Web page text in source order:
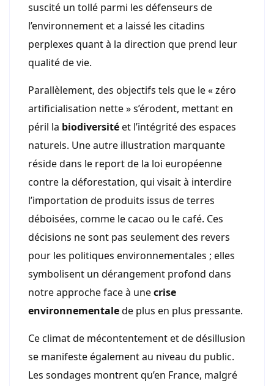
suscité un tollé parmi les défenseurs de
l’environnement et a laissé les citadins
perplexes quant à la direction que prend leur
qualité de vie.
Parallèlement, des objectifs tels que le « zéro
artificialisation nette » s’érodent, mettant en
péril la biodiversitéet l’intégrité des espaces
naturels. Une autre illustration marquante
réside dans le report de la loi européenne
contre la déforestation, qui visait à interdire
l’importation de produits issus de terres
déboisées, comme le cacao ou le café. Ces
décisions ne sont pas seulement des revers
pour les politiques environnementales ; elles
symbolisent un dérangement profond dans
notre approche face à unecrise
environnementalede plus en plus pressante.
Ce climat de mécontentement et de désillusion
se manifeste également au niveau du public.
Les sondages montrent qu’en France, malgré